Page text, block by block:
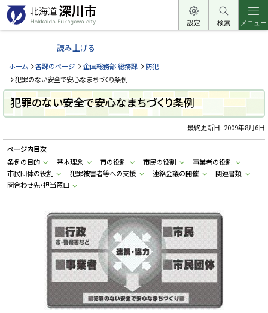
本
文
へ
ー
北
道
深
川
市
H
k
a
d
o
F
u
設定 検索 メニュー
読み上げる
ホーム 各課のページ 企画総務部 総務課
防犯
犯罪のない安全で安心なまちづくり条例
犯罪のない安全で安心なまちづくり条例
最終更新日: 2009年8月6日
ページ内目次
条例の目的
基本理念 市の役割 市民の役割
事業者の役割
市民団体の役割
犯罪被害者等への支援 連絡会議の開催
関連書類
問合わせ先・担当窓口